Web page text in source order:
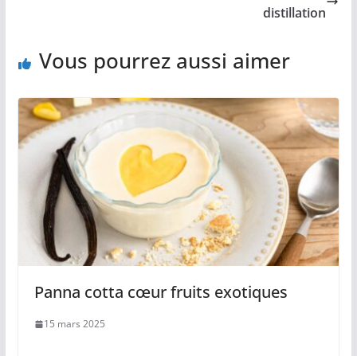
distillation
Vous pourrez aussi aimer
Panna cotta cœur fruits exotiques
15 mars 2025